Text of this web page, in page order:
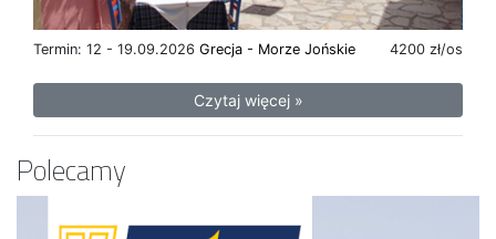
Termin: 12 - 19.09.2026 4200 zł/os
Grecja - Morze Jońskie
Czytaj więcej »
Polecamy